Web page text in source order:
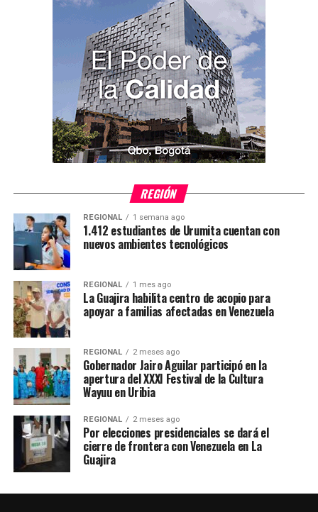
REGIÓN
REGIONAL 1 semana ago
1.412 estudiantes de Urumita cuentan con
nuevos ambientes tecnológicos
REGIONAL 1 mes ago
La Guajira habilita centro de acopio para
apoyar a familias afectadas en Venezuela
REGIONAL 2 meses ago
Gobernador Jairo Aguilar participó en la
apertura del XXXI Festival de la Cultura
Wayuu en Uribia
REGIONAL 2 meses ago
Por elecciones presidenciales se dará el
cierre de frontera con Venezuela en La
Guajira